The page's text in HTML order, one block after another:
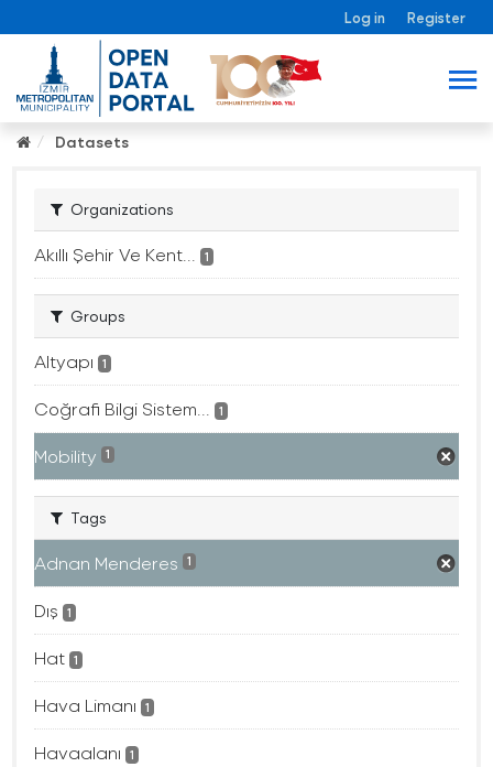
Log in Register
Datasets
Organizations
Akıllı Şehir Ve Kent... 1
Groups
Altyapı 1
Coğrafi Bilgi Sistem... 1
Mobility 1
Tags
Adnan Menderes 1
Dış 1
Hat 1
Hava Limanı 1
Havaalanı 1